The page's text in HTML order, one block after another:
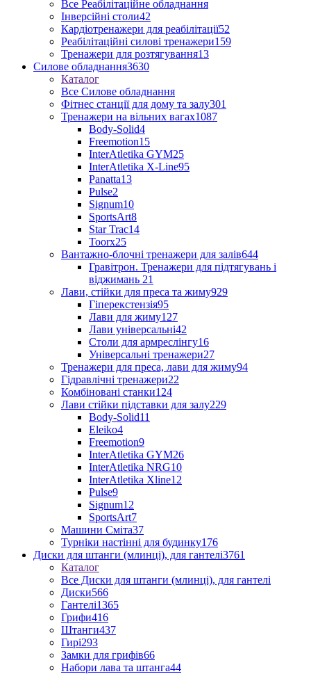
Все Реабілітаційне обладнання
Інверсійні столи42
Кардіотренажери для реабілітації52
Реабілітаційні силові тренажери159
Тренажери для розтягування13
Силове обладнання3630
Каталог
Все Силове обладнання
Фітнес станції для дому та залу301
Тренажери на вільних вагах1087
Body-Solid4
Freemotion15
InterAtletika GYM25
InterAtletika X-Line95
Panatta13
Pulse2
Signum10
SportsArt8
Star Trac14
Toorx25
Вантажно-блочні тренажери для залів644
Гравітрон. Тренажери для підтягувань і
віджимань 21
Лави, стійки для преса та жиму929
Гіперекстензія95
Лави для жиму127
Лави універсальні42
Столи для армреслінгу16
Універсальні тренажери27
Тренажери для преса, лави для жиму94
Гідравлічні тренажери22
Комбіновані станки124
Лави стійки підставки для залу229
Body-Solid11
Eleiko4
Freemotion9
InterAtletika GYM26
InterAtletika NRG10
InterAtletika Xline12
Pulse9
Signum12
SportsArt7
Машини Сміта37
Турніки настінні для будинку176
Диски для штанги (млинці), для гантелі3761
Каталог
Все Диски для штанги (млинці), для гантелі
Диски566
Гантелі1365
Грифи416
Штанги437
Гирі293
Замки для грифів66
Набори лава та штанга44